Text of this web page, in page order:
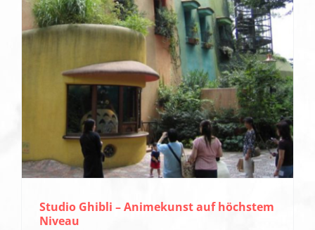
Studio Ghibli – Animekunst auf höchstem
Niveau